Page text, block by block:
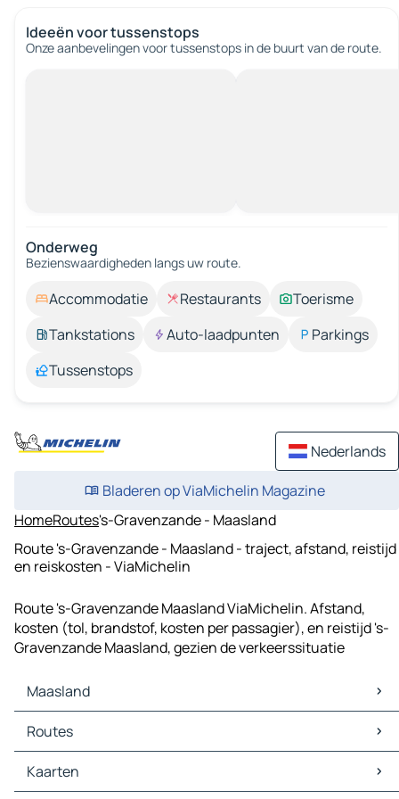
Ideeën voor tussenstops
Onze aanbevelingen voor tussenstops in de buurt van de route.
Onderweg
Bezienswaardigheden langs uw route.
Accommodatie Restaurants
Toerisme
Tankstations
Auto-laadpunten
Parkings
Tussenstops
Nederlands
Bladeren op ViaMichelin Magazine
HomeRoutes's-Gravenzande - Maasland
Route 's-Gravenzande - Maasland - traject, afstand, reistijd
en reiskosten - ViaMichelin
Route 's-Gravenzande Maasland ViaMichelin. Afstand,
kosten (tol, brandstof, kosten per passagier), en reistijd 's-
Gravenzande Maasland, gezien de verkeerssituatie
Maasland
Maasland Kaarten
Maasland Verkeer
Maasland Hotels
Maasland Restaurants
Routes
Routes Maasland - Rotterdam
Routes Maasland - 's-Gravenhage
Kaarten